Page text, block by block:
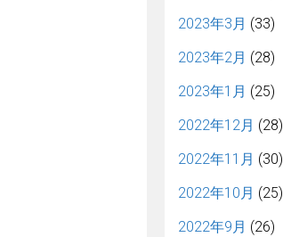
2023年3月 (33)
2023年2月 (28)
2023年1月 (25)
2022年12月 (28)
2022年11月 (30)
2022年10月 (25)
2022年9月 (26)